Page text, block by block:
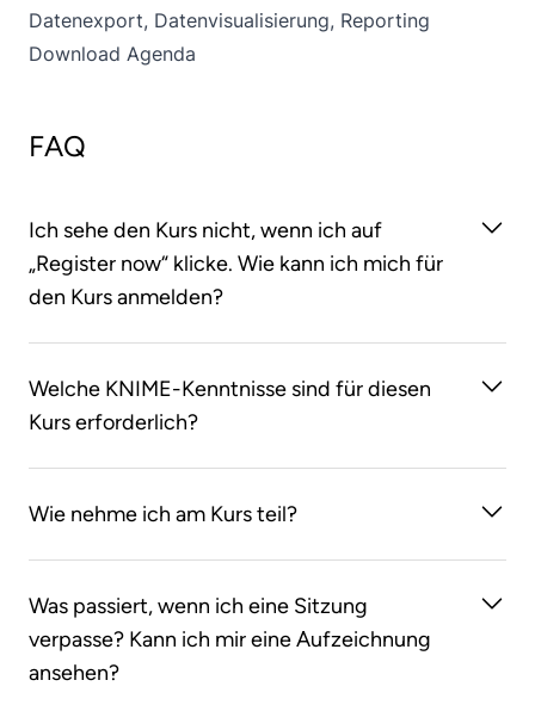
Datenexport, Datenvisualisierung, Reporting
Download Agenda
FAQ
Ich sehe den Kurs nicht, wenn ich auf
„Register now“ klicke. Wie kann ich mich für
den Kurs anmelden?
Store erstellen. Nachdem Sie sich im KNIME
Learning Store angemeldet haben, gelangen Sie
Welche KNIME-Kenntnisse sind für diesen
Kurs erforderlich?
alles bei, was Sie für die Datenverarbeitung mit der
Wie nehme ich am Kurs teil?
LearnUpon-Kursseite beitreten. Bitte beachten Sie,
dass jeder Zoom-Link für eine bestimmte Sitzung
reserviert ist. Stellen Sie sicher, dass Sie über eine
Was passiert, wenn ich eine Sitzung
verpasse? Kann ich mir eine Aufzeichnung
ansehen?